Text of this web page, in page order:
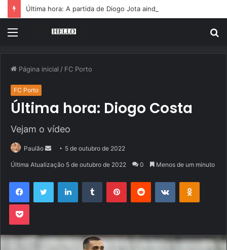
Menu
Página inicial / FC Porto
FC Porto
Última hora: Diogo Costa
Vejam o vídeo
Paulão
Mande
mail
5 de outubro de 2022
Última Atualização 5 de outubro de 2022 0 Menos de um minuto
FacebookTwitter LinkedinTumblr PinterestReddit VK OK
Pocket